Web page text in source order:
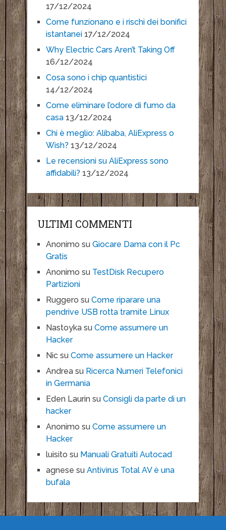
17/12/2024
Come funzionano e i rischi dei bonifici
istantanei 17/12/2024
Why Electric Cars Aren’t Taking Off
16/12/2024
Cosa sono i chip quantistici
14/12/2024
Come eliminare l’odore di fumo da
casa 13/12/2024
Chi è meglio: Alibaba, AliExpress o
Wish? 13/12/2024
Le recensioni su AliExpress sono
affidabili? 13/12/2024
ULTIMI COMMENTI
Anonimo su Giocare Dama con il Pc
Gratis
Anonimo su TestDisk Recupero
Partizioni
Ruggero su Come riparare una
pendrive USB rotta tramite Linux
Nastoykasu Come assumere un
Hacker
Nicsu Come assumere un Hacker
Andreasu Ricerca Numeri Telefonici
in Germania
Eden Laurinsu Consigli da parte di un
hacker
Anonimo su Come assumere un
Hacker
luisito su Manuali Gratuiti Autocad
agnese su Antivirus Total AV è una
bufala